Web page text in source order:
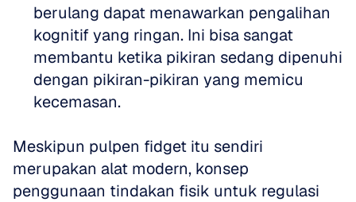
berulang dapat menawarkan pengalihan
kognitif yang ringan. Ini bisa sangat
membantu ketika pikiran sedang dipenuhi
dengan pikiran-pikiran yang memicu
kecemasan.
Meskipun pulpen fidget itu sendiri
merupakan alat modern, konsep
penggunaan tindakan fisik untuk regulasi